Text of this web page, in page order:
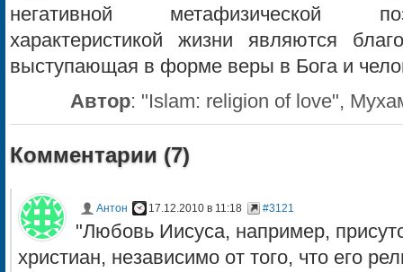
негативной метафизической
характеристикой жизни являются
выступающая в форме веры в Бога и
Автор: "Islam: religion of love",
Комментарии (7)
Антон 17.12.2010 в 11:18 #3121
"Любовь Иисуса, например,
христиан, независимо от того, что его